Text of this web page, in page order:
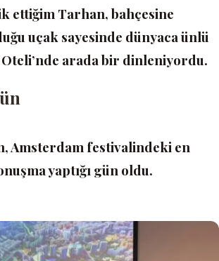
ettiğim Tarhan, bahçesine
uçak sayesinde dünyaca ünlü
arada bir dinleniyordu.
Amsterdam festivalindeki en
yaptığı gün oldu.